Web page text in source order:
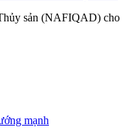
sản (NAFIQAD) cho
mạnh